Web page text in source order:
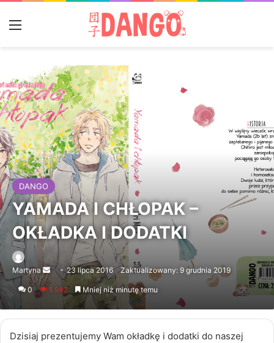
DANGO
YAMADA I CHŁOPAK –
OKŁADKA I DODATKI
Martyna
Send
an
email
23 lipca 2016 Zaktualizowany: 9 grudnia 2019
0 1 942 Mniej niż minutę temu
Dzisiaj prezentujemy Wam okładkę i dodatki do naszej